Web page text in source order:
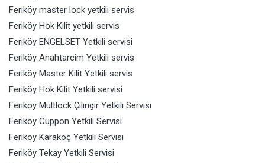
Feriköy master lock yetkili servis
Feriköy Hok Kilit yetkili servis
Feriköy ENGELSET Yetkili servisi
Feriköy Anahtarcim Yetkili servis
Feriköy Master Kilit Yetkili servis
Feriköy Hok Kilit Yetkili servisi
Feriköy Multlock Çilingir Yetkili Servisi
Feriköy Cuppon Yetkili Servisi
Feriköy Karakoç Yetkili Servisi
Feriköy Tekay Yetkili Servisi